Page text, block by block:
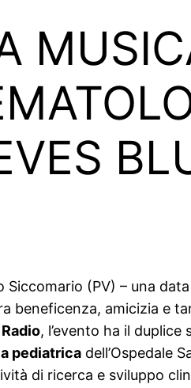
(PV) – una
beneficenza, amicizia e
, l’evento ha il
pediatrica dell’Ospedale
di ricerca e sviluppo